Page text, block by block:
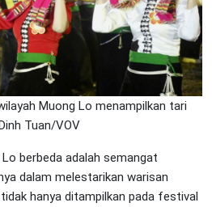
Muong Lo menampilkan tari
Tuan/VOV
berbeda adalah semangat
dalam melestarikan warisan
hanya ditampilkan pada festival